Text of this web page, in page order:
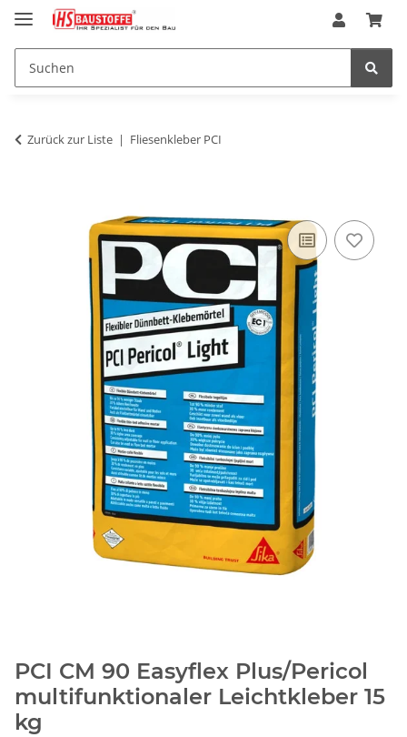
Zurück zur Liste Fliesenkleber PCI
PCI CM 90 Easyflex Plus/Pericol
multifunktionaler Leichtkleber 15
kg